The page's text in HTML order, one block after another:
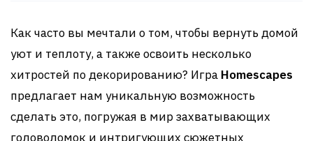
Как часто вы мечтали о том, чтобы вернуть домой
уют и теплоту, а также освоить несколько
хитростей по декорированию? Игра Homescapes
предлагает нам уникальную возможность
сделать это, погружая в мир захватывающих
головоломок и интригующих сюжетных